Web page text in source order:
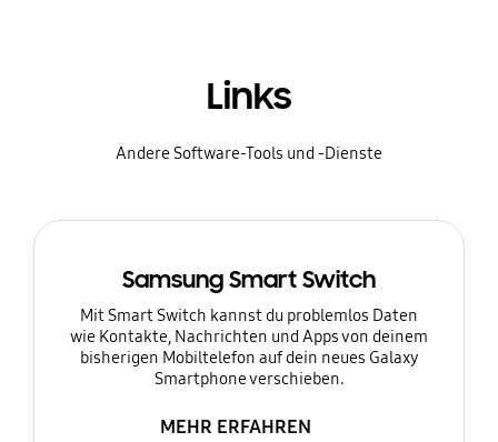
Links
Andere Software-Tools und -Dienste
Samsung Smart Switch
Mit Smart Switch kannst du problemlos Daten
wie Kontakte, Nachrichten und Apps von deinem
bisherigen Mobiltelefon auf dein neues Galaxy
Smartphone verschieben.
MEHR ERFAHREN